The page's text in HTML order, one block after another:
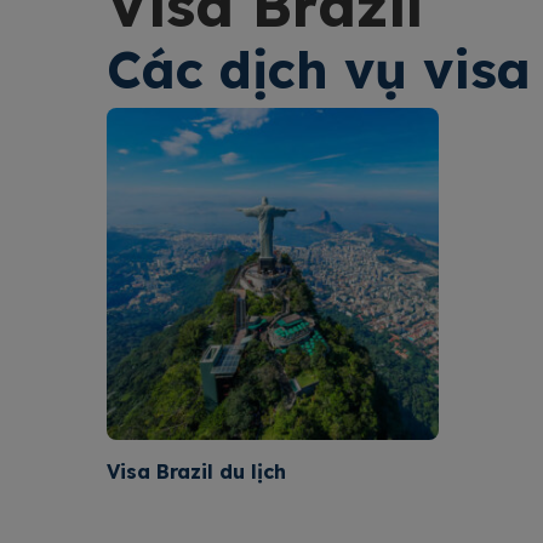
Các dịch vụ
Visa Brazil du lịch